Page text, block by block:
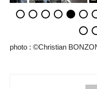
photo : ©Christian